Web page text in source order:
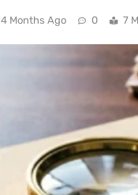
4 Months Ago 0 7